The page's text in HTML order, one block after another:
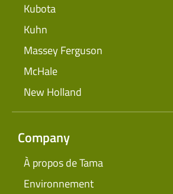
Kubota
Kuhn
Massey Ferguson
McHale
New Holland
Company
À propos de Tama
Environnement